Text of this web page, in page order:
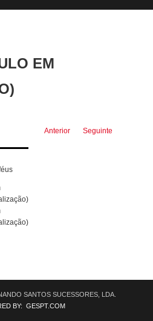
EM
Anterior Seguinte
SANTOS SUCESSORES, LDA.
BY: GESPT.COM